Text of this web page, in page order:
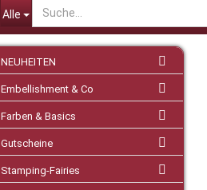
Alle
NEUHEITEN
Embellishment & Co
Farben & Basics
Gutscheine
Stamping-Fairies